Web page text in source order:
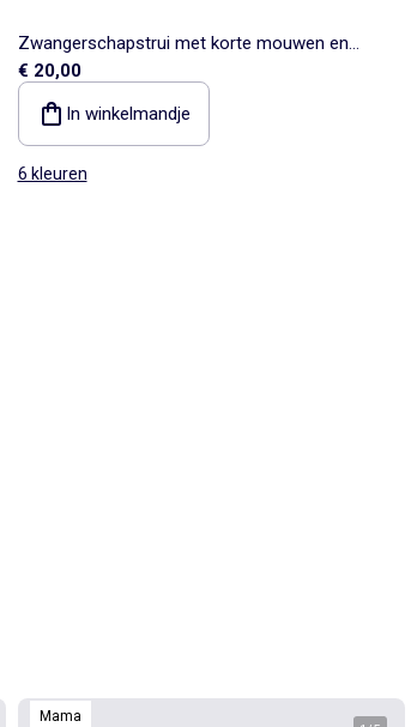
Zwangerschapstrui met korte mouwen en
vetersplitten
€ 20,00
In winkelmandje
6 kleuren
Mama